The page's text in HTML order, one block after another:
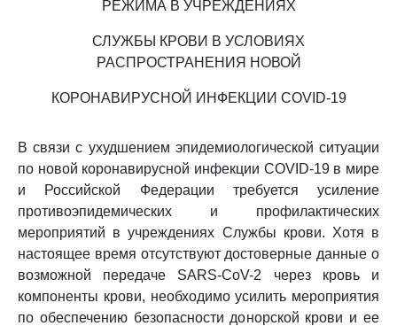
РЕЖИМА В УЧРЕЖДЕНИЯХ
СЛУЖБЫ КРОВИ В УСЛОВИЯХ
РАСПРОСТРАНЕНИЯ НОВОЙ
КОРОНАВИРУСНОЙ ИНФЕКЦИИ COVID-19
В связи с ухудшением эпидемиологической ситуации
по новой коронавирусной инфекции COVID-19 в мире
и Российской Федерации требуется усиление
противоэпидемических и профилактических
мероприятий в учреждениях Службы крови. Хотя в
настоящее время отсутствуют достоверные данные о
возможной передаче SARS-CoV-2 через кровь и
компоненты крови, необходимо усилить мероприятия
по обеспечению безопасности донорской крови и ее